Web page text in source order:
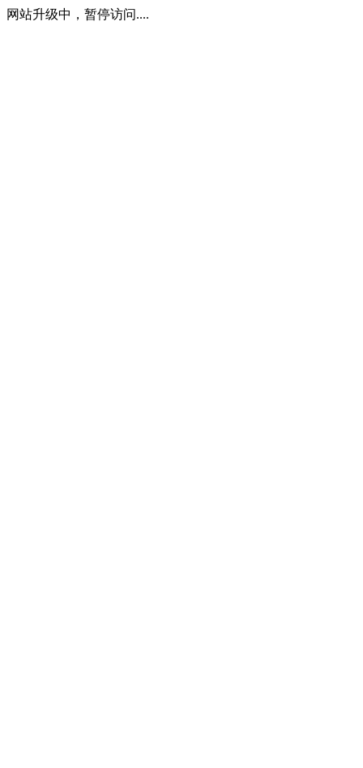
网站升级中，暂停访问....